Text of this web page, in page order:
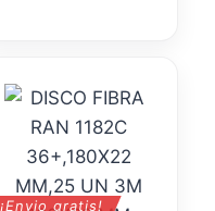
¡Envio gratis!